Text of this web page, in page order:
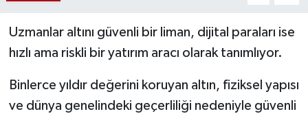
Uzmanlar altını güvenli bir liman, dijital paraları ise
hızlı ama riskli bir yatırım aracı olarak tanımlıyor.
Binlerce yıldır değerini koruyan altın, fiziksel yapısı
ve dünya genelindeki geçerliliği nedeniyle güvenli